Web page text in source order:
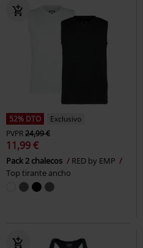
52% DTO
Exclusivo
PVPR24,99 €
11,99 €
Pack 2 chalecos
RED by EMP
Top tirante ancho